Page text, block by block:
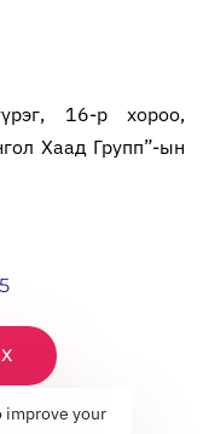
16-р хороо,
Хаад Групп”-ын
improve your